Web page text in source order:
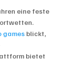
eine feste
gamesblickt,
bietet